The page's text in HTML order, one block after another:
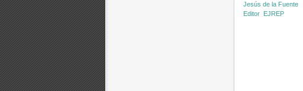
Jesús de la Fuente
Editor EJREP